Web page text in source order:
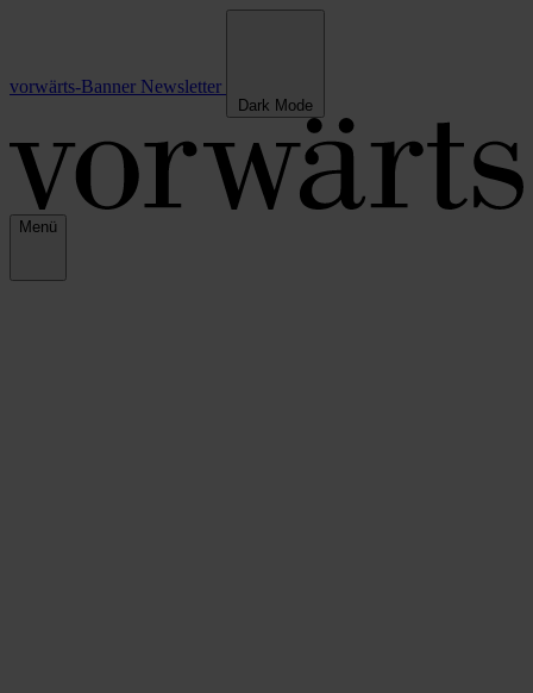
vorwärts-Banner Newsletter
Dark Mode
Menü